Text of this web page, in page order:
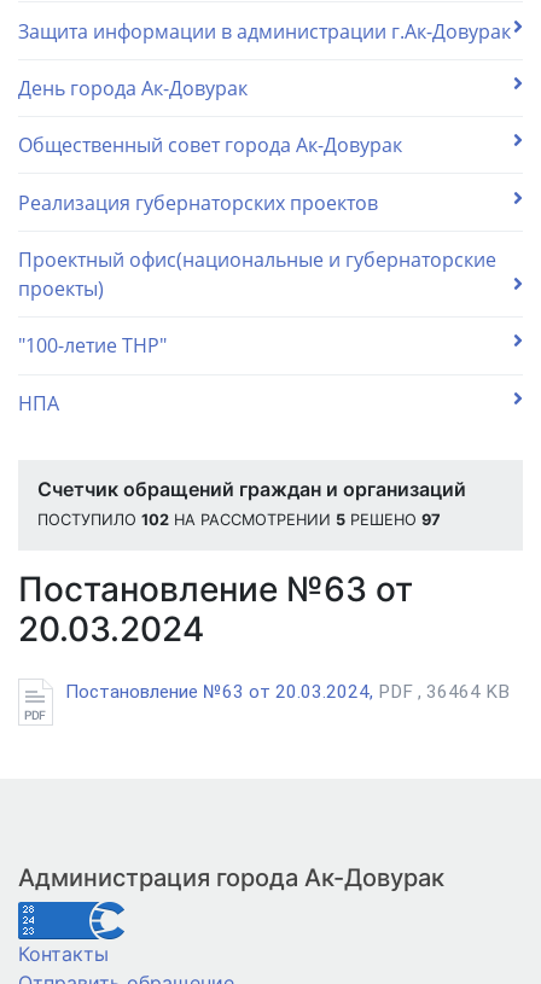
Защита информации в администрации г.Ак-Довурак
День города Ак-Довурак
Общественный совет города Ак-Довурак
Реализация губернаторских проектов
Проектный офис(национальные и губернаторские
проекты)
"100-летие ТНР"
НПА
Счетчик обращений граждан и организаций
ПОСТУПИЛО 102 НА РАССМОТРЕНИИ 5 РЕШЕНО 97
Постановление №63 от
20.03.2024
Постановление №63 от 20.03.2024, PDF , 36464 KB
Администрация города Ак-Довурак
Контакты